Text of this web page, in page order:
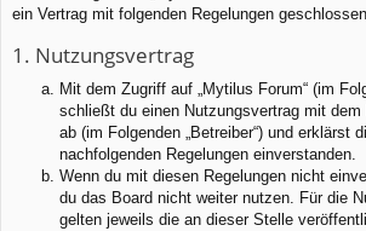
ein Vertrag mit folgenden Regelungen
1. Nutzungsvertrag
Mit dem Zugriff auf „Mytilus Forum“ (im
schließt du einen Nutzungsvertrag mit dem
ab (im Folgenden „Betreiber“) und erklärst
nachfolgenden Regelungen einverstanden.
Wenn du mit diesen Regelungen nicht
du das Board nicht weiter nutzen. Für die
gelten jeweils die an dieser Stelle